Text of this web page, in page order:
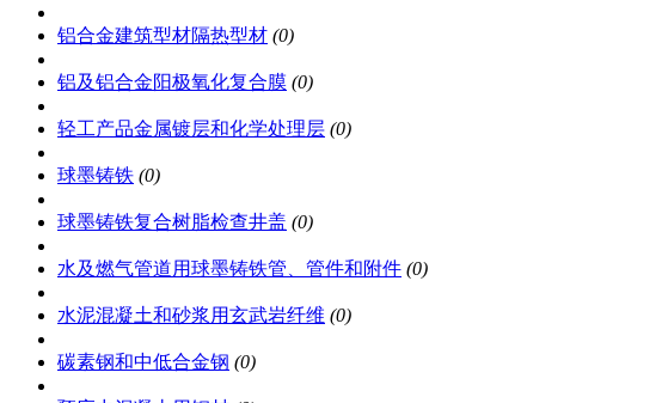
铝合金建筑型材隔热型材 (0)
铝及铝合金阳极氧化复合膜 (0)
轻工产品金属镀层和化学处理层 (0)
球墨铸铁 (0)
球墨铸铁复合树脂检查井盖 (0)
水及燃气管道用球墨铸铁管、管件和附件 (0)
水泥混凝土和砂浆用玄武岩纤维 (0)
碳素钢和中低合金钢 (0)